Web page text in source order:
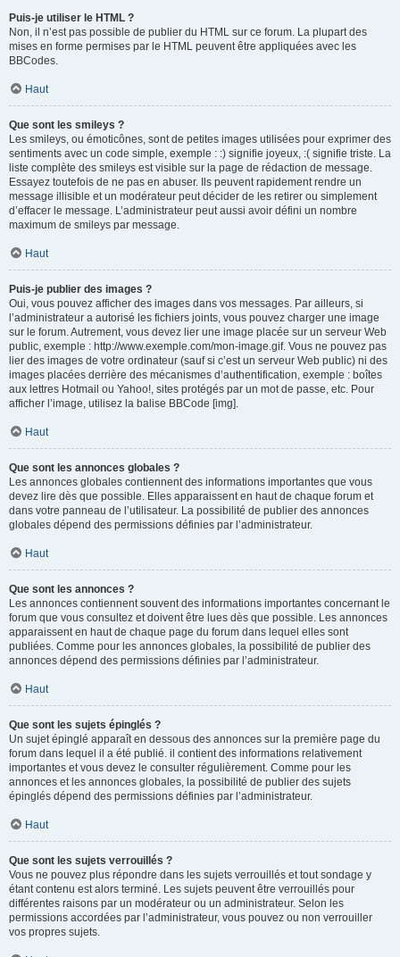
Puis-je utiliser le HTML ?
Non, il n’est pas possible de publier du HTML sur ce forum. La plupart des
mises en forme permises par le HTML peuvent être appliquées avec les
BBCodes.
Haut
Que sont les smileys ?
Les smileys, ou émoticônes, sont de petites images utilisées pour exprimer des
sentiments avec un code simple, exemple : :) signifie joyeux, :( signifie triste. La
liste complète des smileys est visible sur la page de rédaction de message.
Essayez toutefois de ne pas en abuser. Ils peuvent rapidement rendre un
message illisible et un modérateur peut décider de les retirer ou simplement
d’effacer le message. L’administrateur peut aussi avoir défini un nombre
maximum de smileys par message.
Haut
Puis-je publier des images ?
Oui, vous pouvez afficher des images dans vos messages. Par ailleurs, si
l’administrateur a autorisé les fichiers joints, vous pouvez charger une image
sur le forum. Autrement, vous devez lier une image placée sur un serveur Web
public, exemple : http://www.exemple.com/mon-image.gif. Vous ne pouvez pas
lier des images de votre ordinateur (sauf si c’est un serveur Web public) ni des
images placées derrière des mécanismes d’authentification, exemple : boîtes
aux lettres Hotmail ou Yahoo!, sites protégés par un mot de passe, etc. Pour
afficher l’image, utilisez la balise BBCode [img].
Haut
Que sont les annonces globales ?
Les annonces globales contiennent des informations importantes que vous
devez lire dès que possible. Elles apparaissent en haut de chaque forum et
dans votre panneau de l’utilisateur. La possibilité de publier des annonces
globales dépend des permissions définies par l’administrateur.
Haut
Que sont les annonces ?
Les annonces contiennent souvent des informations importantes concernant le
forum que vous consultez et doivent être lues dès que possible. Les annonces
apparaissent en haut de chaque page du forum dans lequel elles sont
publiées. Comme pour les annonces globales, la possibilité de publier des
annonces dépend des permissions définies par l’administrateur.
Haut
Que sont les sujets épinglés ?
Un sujet épinglé apparaît en dessous des annonces sur la première page du
forum dans lequel il a été publié. il contient des informations relativement
importantes et vous devez le consulter régulièrement. Comme pour les
annonces et les annonces globales, la possibilité de publier des sujets
épinglés dépend des permissions définies par l’administrateur.
Haut
Que sont les sujets verrouillés ?
Vous ne pouvez plus répondre dans les sujets verrouillés et tout sondage y
étant contenu est alors terminé. Les sujets peuvent être verrouillés pour
différentes raisons par un modérateur ou un administrateur. Selon les
permissions accordées par l’administrateur, vous pouvez ou non verrouiller
vos propres sujets.